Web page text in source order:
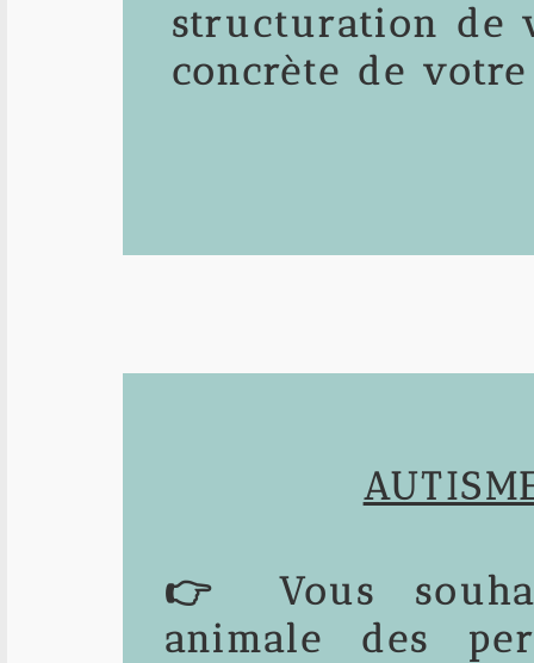
structuration de
concrète de
👉 Vous
animale des